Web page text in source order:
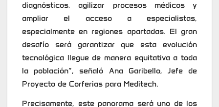
diagnósticos, agilizar procesos médicos y
ampliar el acceso a especialistas,
especialmente en regiones apartadas. El gran
desafío será garantizar que esta evolución
tecnológica llegue de manera equitativa a toda
la población”, señaló Ana Garibello, Jefe de
Proyecto de Corferias para Meditech.
Precisamente, este panorama será uno de los